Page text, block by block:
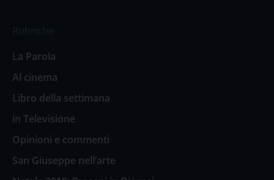
La Parola
Al cinema
Libro della settimana
in Televisione
Opinioni e commenti
San Giuseppe nell’arte